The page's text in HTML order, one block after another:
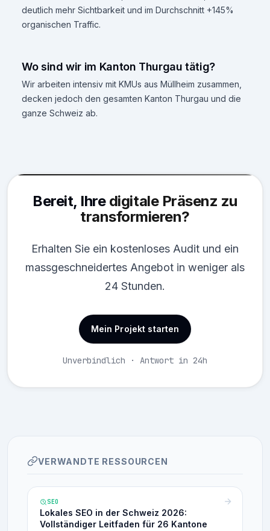
deutlich mehr Sichtbarkeit und im Durchschnitt +145%
organischen Traffic.
Wo sind wir im Kanton Thurgau tätig?
Wir arbeiten intensiv mit KMUs aus Müllheim zusammen,
decken jedoch den gesamten Kanton Thurgau und die
ganze Schweiz ab.
Bereit, Ihre digitale Präsenz zu
transformieren?
Erhalten Sie ein kostenloses Audit und ein
massgeschneidertes Angebot in weniger als
24 Stunden.
Mein Projekt starten
Unverbindlich · Antwort in 24h
VERWANDTE RESSOURCEN
SEO
Lokales SEO in der Schweiz 2026:
Vollständiger Leitfaden für 26 Kantone